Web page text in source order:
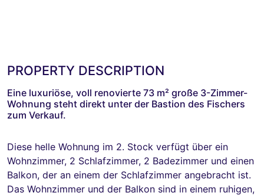
PROPERTY DESCRIPTION
Eine luxuriöse, voll renovierte 73 m² große 3-Zimmer-
Wohnung steht direkt unter der Bastion des Fischers
zum Verkauf.
Diese helle Wohnung im 2. Stock verfügt über ein
Wohnzimmer, 2 Schlafzimmer, 2 Badezimmer und einen
Balkon, der an einem der Schlafzimmer angebracht ist.
Das Wohnzimmer und der Balkon sind in einem ruhigen,